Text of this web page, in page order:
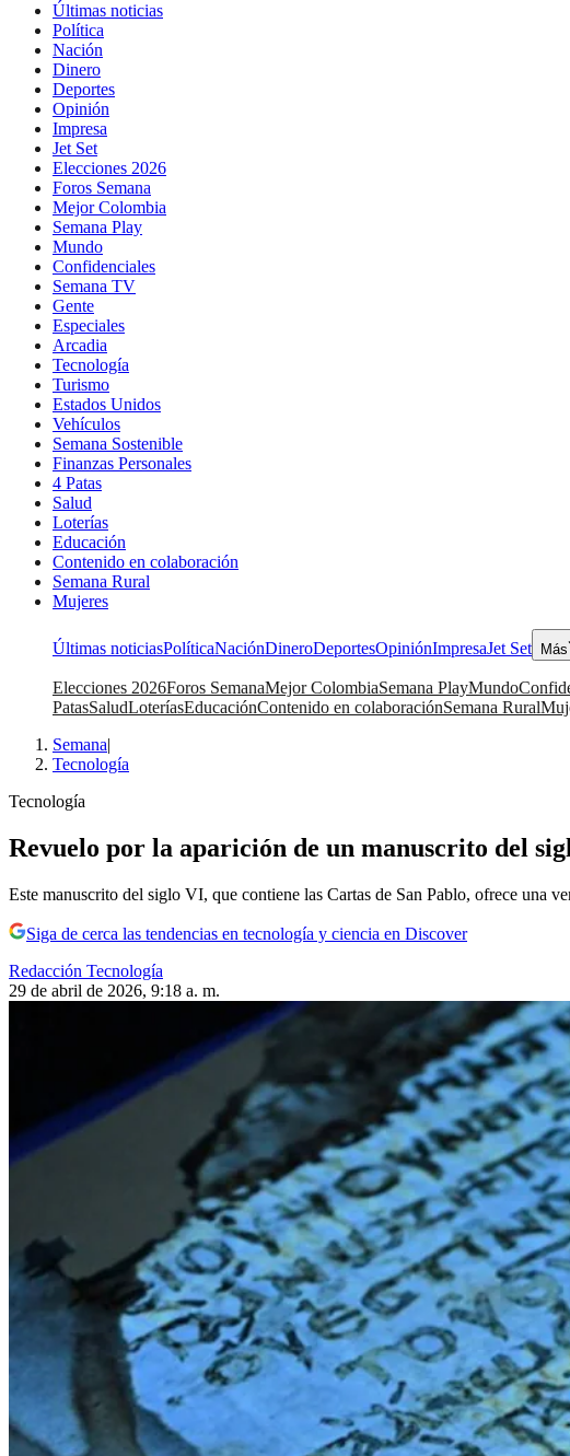
Últimas noticias
Política
Nación
Dinero
Deportes
Opinión
Impresa
Jet Set
Elecciones 2026
Foros Semana
Mejor Colombia
Semana Play
Mundo
Confidenciales
Semana TV
Gente
Especiales
Arcadia
Tecnología
Turismo
Estados Unidos
Vehículos
Semana Sostenible
Finanzas Personales
4 Patas
Salud
Loterías
Educación
Contenido en colaboración
Semana Rural
Mujeres
Últimas noticiasPolíticaNaciónDineroDeportesOpiniónImpresaJet Set Más
Elecciones 2026Foros SemanaMejor ColombiaSemana PlayMundo
PatasSaludLoteríasEducaciónContenido en colaboraciónSemana Rural
Semana|
Tecnología
Tecnología
Revuelo por la aparición de un manuscrito del
Este manuscrito del siglo VI, que contiene las Cartas de San Pablo, ofrece una
Siga de cerca las tendencias en tecnología y ciencia en Discover
Redacción Tecnología
29 de abril de 2026, 9:18 a. m.